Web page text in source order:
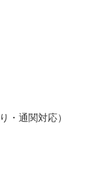
・通関対応）